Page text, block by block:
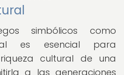
simbólicos como
es esencial para
cultural de una
a las generaciones